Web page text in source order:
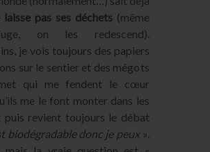
laisse pas ses déchets(même
on les redescend).
je vois toujours des papiers
sur le sentier et des mégots
qui me fendent le cœur
me le font monter dans les
puis revient toujours le débat
biodégradable donc je peux».